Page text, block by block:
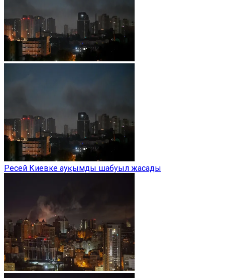
Ресей Киевке ауқымды шабуыл жасады